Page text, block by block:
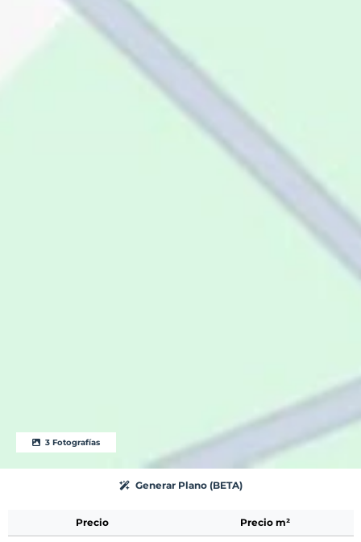
3 Fotografías
Generar Plano (BETA)
Precio Precio m²